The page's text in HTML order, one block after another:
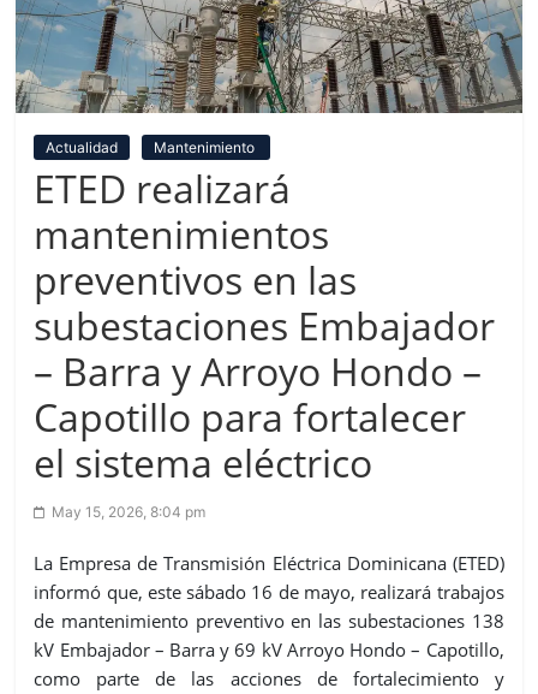
Actualidad Mantenimiento
ETED realizará
mantenimientos
preventivos en las
subestaciones Embajador
– Barra y Arroyo Hondo –
Capotillo para fortalecer
el sistema eléctrico
May 15, 2026, 8:04 pm
La Empresa de Transmisión Eléctrica Dominicana (ETED)
informó que, este sábado 16 de mayo, realizará trabajos
de mantenimiento preventivo en las subestaciones 138
kV Embajador – Barra y 69 kV Arroyo Hondo – Capotillo,
como parte de las acciones de fortalecimiento y